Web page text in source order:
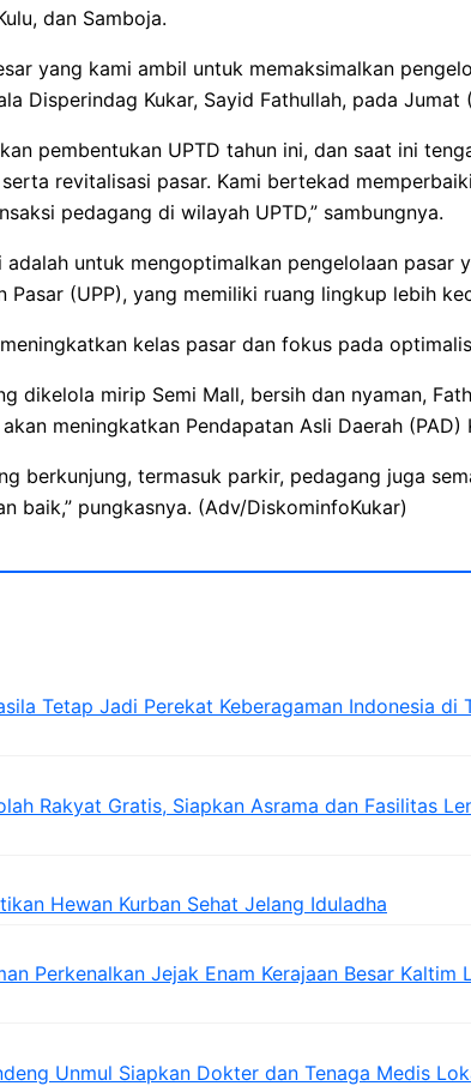
dan Samboja.
yang kami ambil untuk memaksimalkan
Disperindag Kukar, Sayid Fathullah, pada
pembentukan UPTD tahun ini, dan saat ini
revitalisasi pasar. Kami bertekad
pedagang di wilayah UPTD,” sambungnya.
untuk mengoptimalkan pengelolaan pasar
Pasar (UPP), yang memiliki ruang lingkup lebih
kelas pasar dan fokus pada
dikelola mirip Semi Mall, bersih dan nyaman,
meningkatkan Pendapatan Asli Daerah (PAD)
berkunjung, termasuk parkir, pedagang juga
baik,” pungkasnya. (Adv/DiskominfoKukar)
Tetap Jadi Perekat Keberagaman Indonesia di
Rakyat Gratis, Siapkan Asrama dan Fasilitas
Hewan Kurban Sehat Jelang Iduladha
Perkenalkan Jejak Enam Kerajaan Besar Kaltim
Unmul Siapkan Dokter dan Tenaga Medis